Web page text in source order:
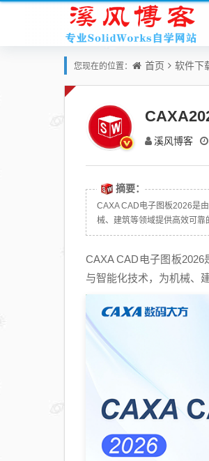
您现在的位置： 首页 软件下
溪风博客
摘要：
CAXA CAD电子图板2026是
械、建筑等领域提供高效可
CAXA CAD电子图板
与智能化技术，为机械、